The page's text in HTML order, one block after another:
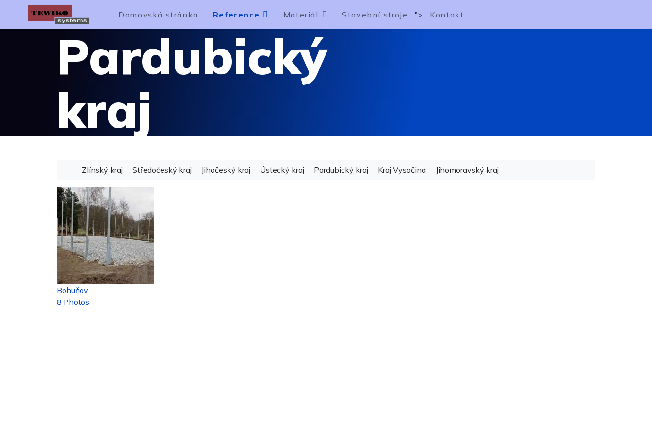
Domovská stránka Reference Materiál Stavební stroje "> Kontakt
Pardubický
kraj
Zlínský kraj Středočeský kraj Jihočeský kraj Ústecký kraj Pardubický kraj Kraj Vysočina Jihomoravský kraj
Bohuňov
8 Photos